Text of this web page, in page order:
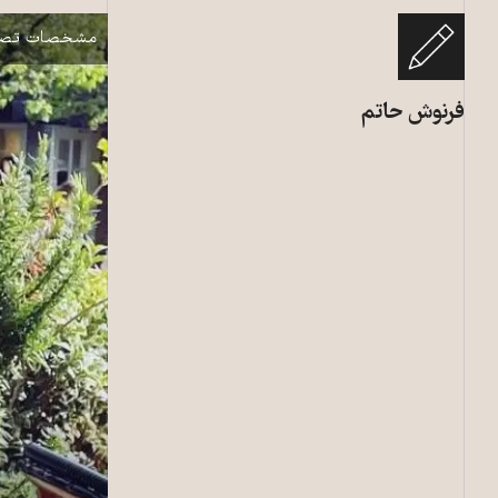
فرنوش حاتم
نمایش
مشخصات